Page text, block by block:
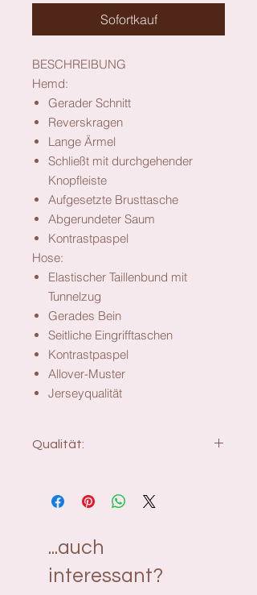
Sofortkauf
BESCHREIBUNG
Hemd:
Gerader Schnitt
Reverskragen
Lange Ärmel
Schließt mit durchgehender
Knopfleiste
Aufgesetzte Brusttasche
Abgerundeter Saum
Kontrastpaspel
Hose:
Elastischer Taillenbund mit
Tunnelzug
Gerades Bein
Seitliche Eingrifftaschen
Kontrastpaspel
Allover-Muster
Jerseyqualität
Qualität:
...auch
interessant?